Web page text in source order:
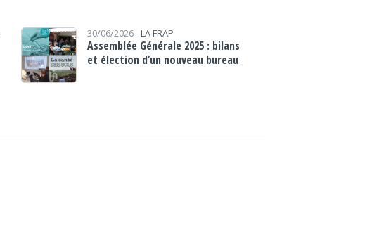
30/06/2026 - LA FRAP
Assemblée Générale 2025 : bilans
et élection d’un nouveau bureau